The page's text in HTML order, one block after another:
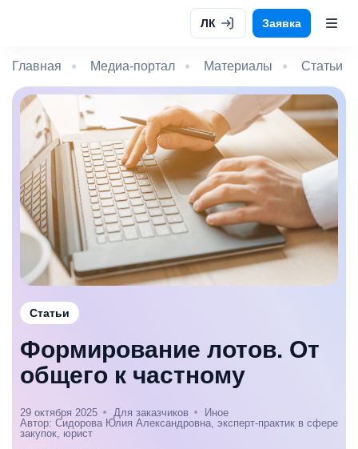
ЛК Заявка
Главная Медиа-портал Материалы Статьи
Статьи
Формирование лотов. От
общего к частному
29 октября 2025 Для заказчиков
Иное
Автор: Сидорова Юлия Александровна, эксперт-практик в сфере
закупок, юрист